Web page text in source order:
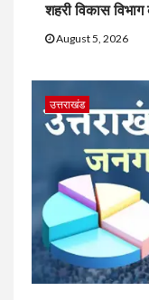
शहरी विकास विभाग
August 5, 2026
उत्तराखंड